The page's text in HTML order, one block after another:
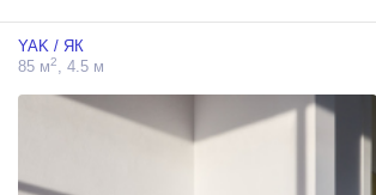
YAK / ЯК
85 м2 , 4.5 м